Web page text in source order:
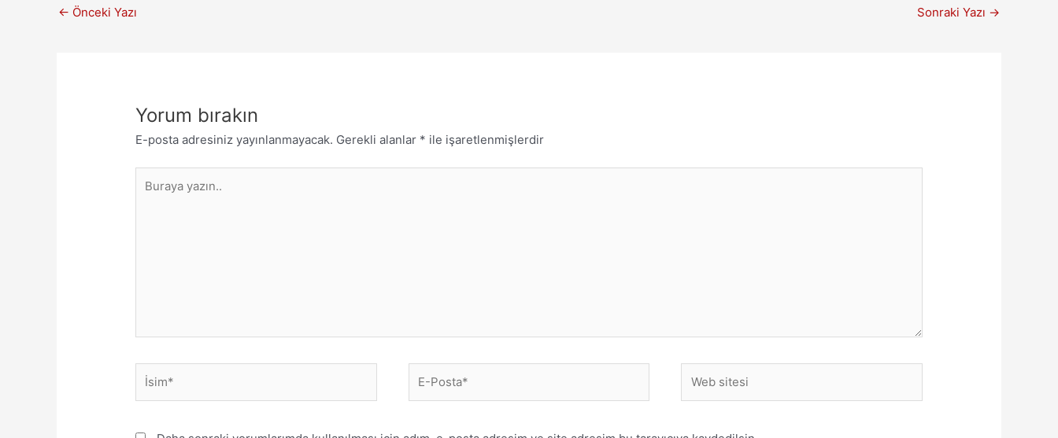
← Önceki Yazı Sonraki Yazı →
Yorum bırakın
E-posta adresiniz yayınlanmayacak. Gerekli alanlar * ile işaretlenmişlerdir
yazın..
Posta*
sitesi